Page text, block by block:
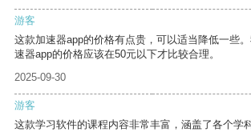
游客
这款加速器app的价格有点贵，可以适当降低一些
速器app的价格应该在50元以下才比较合理。
2025-09-30
游客
这款学习软件的课程内容非常丰富，涵盖了各个学